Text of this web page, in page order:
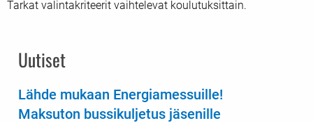
Tarkat valintakriteerit vaihtelevat koulutuksittain.
Uutiset
Lähde mukaan Energiamessuille!
Maksuton bussikuljetus jäsenille